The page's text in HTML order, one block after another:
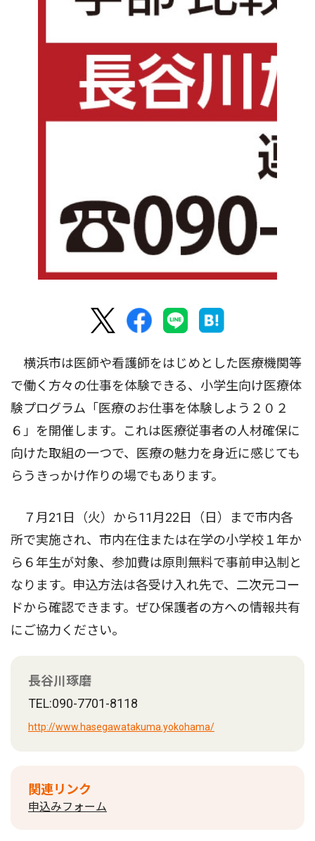
横浜市は医師や看護師をはじめとした医療機関等
で働く方々の仕事を体験できる、小学生向け医療体
験プログラム「医療のお仕事を体験しよう２０２
６」を開催します。これは医療従事者の人材確保に
向けた取組の一つで、医療の魅力を身近に感じても
らうきっかけ作りの場でもあります。
７月21日（火）から11月22日（日）まで市内各
所で実施され、市内在住または在学の小学校１年か
ら６年生が対象、参加費は原則無料で事前申込制と
なります。申込方法は各受け入れ先で、二次元コー
ドから確認できます。ぜひ保護者の方への情報共有
にご協力ください。
長谷川琢磨
TEL:090-7701-8118
http://www.hasegawatakuma.yokohama/
関連リンク
申込みフォーム